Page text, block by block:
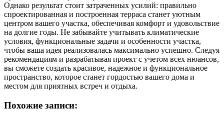
Однако результат стоит затраченных усилий: правильно
спроектированная и построенная терраса станет уютным
центром вашего участка, обеспечивая комфорт и удовольствие
на долгие годы. Не забывайте учитывать климатические
условия, функциональные задачи и особенности участка,
чтобы ваша идея реализовалась максимально успешно. Следуя
рекомендациям и разрабатывая проект с учетом всех нюансов,
вы сможете создать красивое, надежное и функциональное
пространство, которое станет гордостью вашего дома и
местом для приятных встреч и отдыха.
Похожие записи: